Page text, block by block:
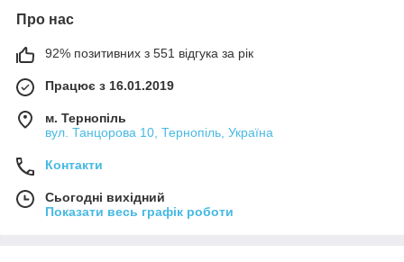
Про нас
92% позитивних з 551 відгука за рік
Працює з 16.01.2019
м. Тернопіль
вул. Танцорова 10, Тернопіль, Україна
Контакти
Сьогодні вихідний
Показати весь графік роботи